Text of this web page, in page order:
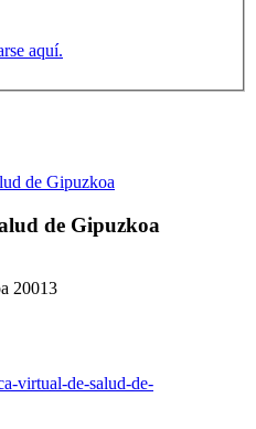
aquí.
de Gipuzkoa
de Gipuzkoa
20013
virtual-de-salud-de-